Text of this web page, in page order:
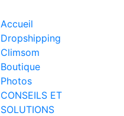
Accueil
Dropshipping
Climsom
Boutique
Photos
CONSEILS ET
SOLUTIONS